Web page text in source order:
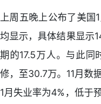
上周五晚上公布了美国
均显示，具体结果显示
期的17.5万人。与此同
修，至30.7万。11月数
1月失业率为4%，低于